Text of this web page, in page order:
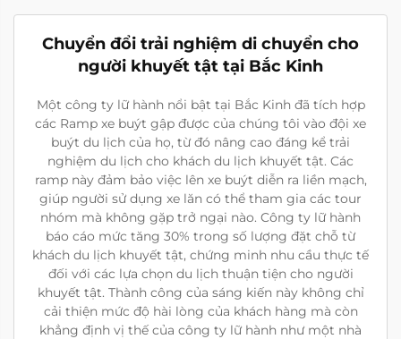
Chuyển đổi trải nghiệm di chuyển cho
người khuyết tật tại Bắc Kinh
Một công ty lữ hành nổi bật tại Bắc Kinh đã tích hợp
các Ramp xe buýt gập được của chúng tôi vào đội xe
buýt du lịch của họ, từ đó nâng cao đáng kể trải
nghiệm du lịch cho khách du lịch khuyết tật. Các
ramp này đảm bảo việc lên xe buýt diễn ra liền mạch,
giúp người sử dụng xe lăn có thể tham gia các tour
nhóm mà không gặp trở ngại nào. Công ty lữ hành
báo cáo mức tăng 30% trong số lượng đặt chỗ từ
khách du lịch khuyết tật, chứng minh nhu cầu thực tế
đối với các lựa chọn du lịch thuận tiện cho người
khuyết tật. Thành công của sáng kiến này không chỉ
cải thiện mức độ hài lòng của khách hàng mà còn
khẳng định vị thế của công ty lữ hành như một nhà